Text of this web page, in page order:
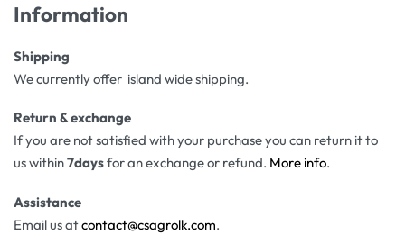
Information
Shipping
We currently offer island wide shipping.
Return & exchange
If you are not satisfied with your purchase you can return it to
us within7daysfor an exchange or refund. More info.
Assistance
Email us atcontact@csagrolk.com.